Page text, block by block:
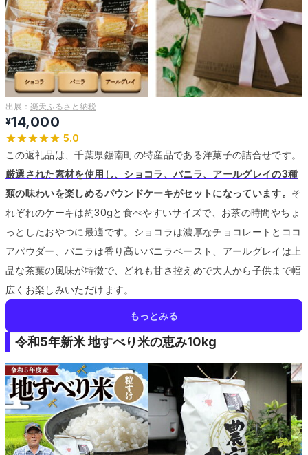
出展： 楽天ふるさと納税
¥14,000
5.0
この返礼品は、千葉県鋸南町の特産品である洋菓子の詰合せです。
厳選された素材を使用し、ショコラ、バニラ、アールグレイの3種
類の味わいを楽しめるパウンドケーキがセットになっています。 そ
れぞれのケーキは約30gと食べやすいサイズで、お茶の時間やちょ
っとしたおやつに最適です。 ショコラは濃厚なチョコレートとココ
アパウダー、バニラは香り高いバニラペースト、アールグレイは上
品な茶葉の風味が特徴で、どれも甘さ控えめで大人から子供まで幅
広くお楽しみいただけます。
もっとみる
令和5年新米 地すべり米の恵み10kg